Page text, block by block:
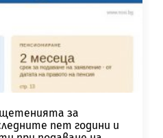
за
пет години и